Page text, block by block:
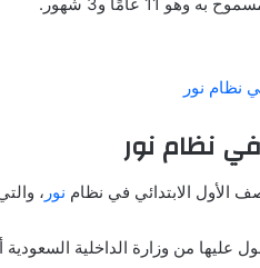
عامًا و3 شهور.
نظام نور
نظام نور
الأول الابتدائي في نظام نور ،
عليها من وزارة الداخلية